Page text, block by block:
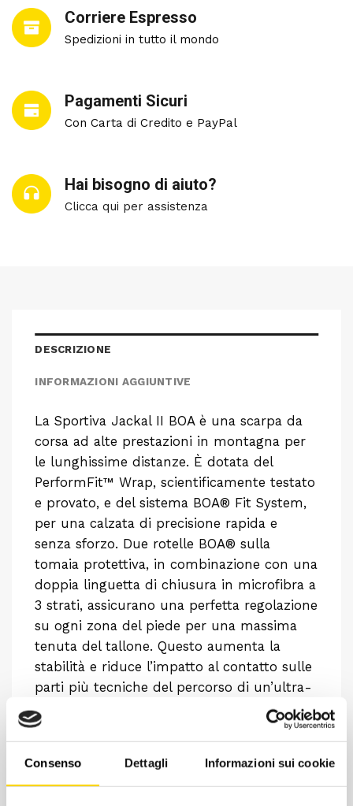
Consenso Dettagli Informazioni sui cookie
Corriere Espresso
Spedizioni in tutto il mondo
Pagamenti Sicuri
Con Carta di Credito e PayPal
Hai bisogno di aiuto?
Clicca qui per assistenza
DESCRIZIONE
INFORMAZIONI AGGIUNTIVE
La Sportiva Jackal II BOA è una scarpa da
corsa ad alte prestazioni in montagna per
le lunghissime distanze. È dotata del
PerformFit™ Wrap, scientificamente testato
e provato, e del sistema BOA® Fit System,
per una calzata di precisione rapida e
senza sforzo. Due rotelle BOA® sulla
tomaia protettiva, in combinazione con una
doppia linguetta di chiusura in microfibra a
3 strati, assicurano una perfetta regolazione
su ogni zona del piede per una massima
tenuta del tallone. Questo aumenta la
stabilità e riduce l’impatto al contatto sulle
parti più tecniche del percorso di un’ultra-
maratona.